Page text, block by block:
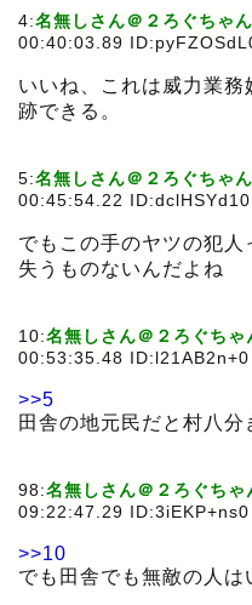
4:名無しさん＠２ろぐちゃ
00:40:03.89
いいね、これは威力業
跡できる。
5:名無しさん＠２ろぐちゃ
00:45:54.22 ID:dclHSYd10
でもこの手のヤツの犯
失うものないんだよね
10:名無しさん＠２ろぐちゃ
00:53:35.48 ID:l21AB2n+0
>>5
田舎の地元民だと村八
98:名無しさん＠２ろぐちゃ
09:22:47.29 ID:3iEKP+ns0
>>10
でも田舎でも無敵の人は